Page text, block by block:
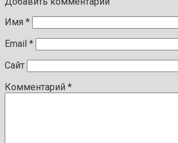
Имя *
Email *
Сайт
Комментарий *